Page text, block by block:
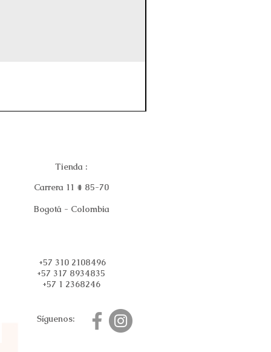
Tienda :
Carrera 11 # 85-70
Bogotá - Colombia
+57 310 2108496
+57 317 8934835
+57 1 2368246
Síguenos: